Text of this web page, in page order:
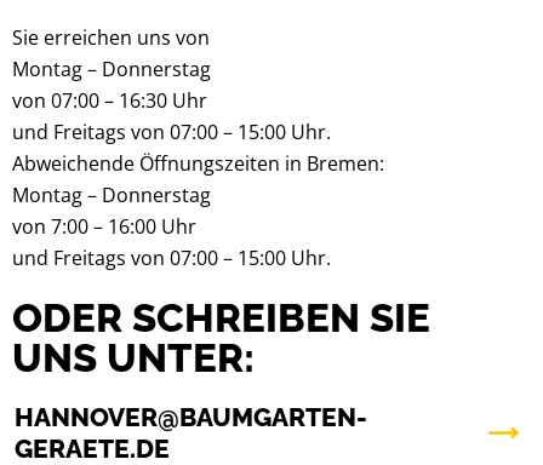
Sie erreichen uns von
Montag – Donnerstag
von 07:00 – 16:30 Uhr
und Freitags von 07:00 – 15:00 Uhr.
Abweichende Öffnungszeiten in Bremen:
Montag – Donnerstag
von 7:00 – 16:00 Uhr
und Freitags von 07:00 – 15:00 Uhr.
ODER SCHREIBEN SIE
UNS UNTER:
HANNOVER@BAUMGARTEN-
GERAETE.DE